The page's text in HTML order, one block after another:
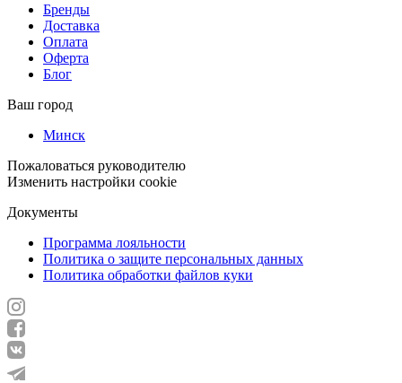
Бренды
Доставка
Оплата
Оферта
Блог
Ваш город
Минск
Пожаловаться руководителю
Изменить настройки cookie
Документы
Программа лояльности
Политика о защите персональных данных
Политика обработки файлов куки